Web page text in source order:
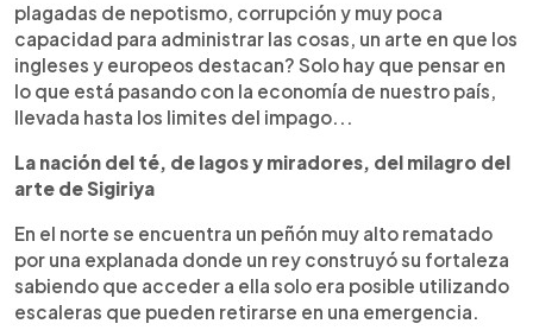
plagadas de nepotismo, corrupción y muy poca
capacidad para administrar las cosas, un arte en que los
ingleses y europeos destacan? Solo hay que pensar en
lo que está pasando con la economía de nuestro país,
llevada hasta los limites del impago...
La nación del té, de lagos y miradores, del milagro del
arte de Sigiriya
En el norte se encuentra un peñón muy alto rematado
por una explanada donde un rey construyó su fortaleza
sabiendo que acceder a ella solo era posible utilizando
escaleras que pueden retirarse en una emergencia.